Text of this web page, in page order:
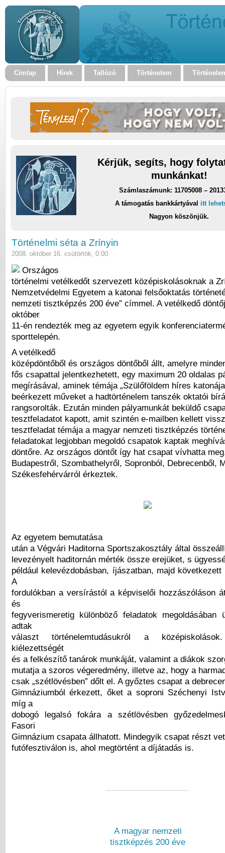
Címlap Hírek Tallózó Történelem
Kérjük, segíts, hogy
munkánkat!
Számlaszámunk: 11705008 –
A támogatás bankkártyával itt
Nagyon köszönjük.
Történelmi séta a Zrínyin
2008. október 16. csütörtök, 0:00
Országos
történelmi vetélkedőt szervezett középiskolásoknak a
Nemzetvédelmi Egyetem a katonai felsőoktatás
nemzeti tisztképzés 200 éve” címmel. A vetélkedő
október
11-én rendezték meg az egyetem egyik
sporttelepén.
A vetélkedő
középdöntőből és országos döntőből állt, amelyre
fős csapattal jelentkezhetett, egy maximum 20 oldalas
megírásával, aminek témája „Szülőföldem híres
beérkezett műveket a hadtörténelem tanszék oktatói
rangsorolták. Ezután minden pályamunkát beküldő
tesztfeladatot kapott, amit szintén e-mailben kellett
tesztfeladat témája a magyar nemzeti tisztképzés
feladatokat legjobban megoldó csapatok kaptak
döntőre. Az országos döntőt így hat csapat vívhatta
Budapestről, Szombathelyről, Sopronból, Debrecenből,
Székesfehérvárról érkeztek.
Az egyetem bemutatása
után a Végvári Haditorna Sportszakosztály által
levezényelt haditornán mérték össze erejüket, s
például kelevézdobásban, íjászatban, majd
A
fordulókban a versírástól a képviselői hozzászóláson
és
fegyverismeretig különböző feladatok megoldásában
adtak
választ történelemtudásukról a
kiélezettségét
és a felkészítő tanárok munkáját, valamint a diákok
mutatja a szoros végeredmény, illetve az, hogy a
csak „szétlövésben” dőlt el. A győztes csapat a
Gimnáziumból érkezett, őket a soproni Széchenyi
míg a
dobogó legalsó fokára a szétlövésben
Fasori
Gimnázium csapata állhatott. Mindegyik csapat részt
futófesztiválon is, ahol megtörtént a díjátadás is.
A magyar nemzeti
tisztképzés 200 éve